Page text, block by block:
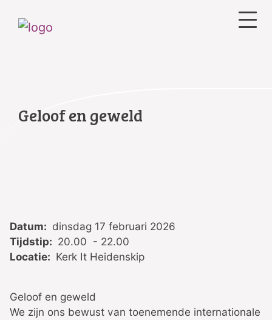
Geloof en geweld
Datum: dinsdag 17 februari 2026
Tijdstip: 20.00 - 22.00
Locatie: Kerk It Heidenskip
Geloof en geweld
We zijn ons bewust van toenemende internationale